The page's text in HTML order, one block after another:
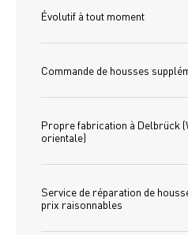
Évolutif à tout moment
Commande de housses
Propre fabrication à Delbrück
orientale)
Service de réparation de
prix raisonnables